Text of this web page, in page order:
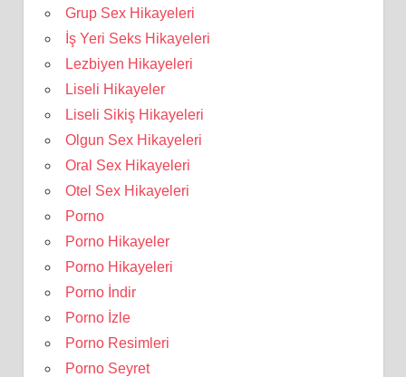
Grup Sex Hikayeleri
İş Yeri Seks Hikayeleri
Lezbiyen Hikayeleri
Liseli Hikayeler
Liseli Sikiş Hikayeleri
Olgun Sex Hikayeleri
Oral Sex Hikayeleri
Otel Sex Hikayeleri
Porno
Porno Hikayeler
Porno Hikayeleri
Porno İndir
Porno İzle
Porno Resimleri
Porno Seyret